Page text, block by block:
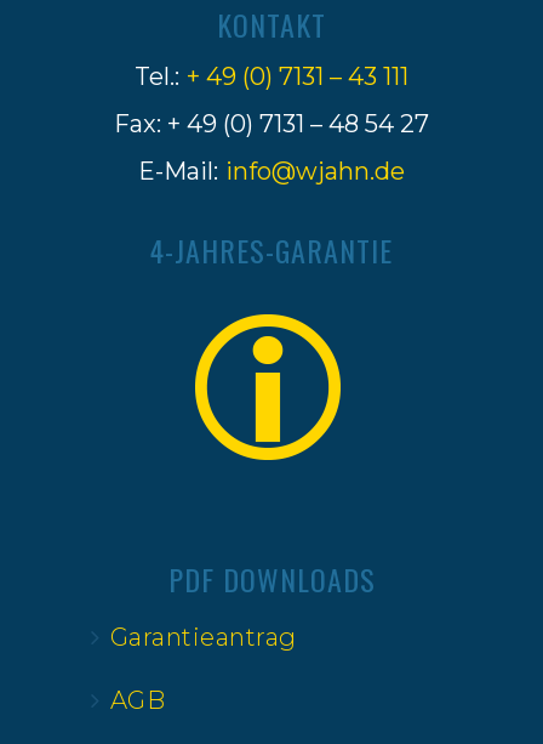
KONTAKT
Tel.: + 49 (0) 7131 – 43 111
Fax: + 49 (0) 7131 – 48 54 27
E-Mail: info@wjahn.de
4-JAHRES-GARANTIE
PDF DOWNLOADS
Garantieantrag
AGB